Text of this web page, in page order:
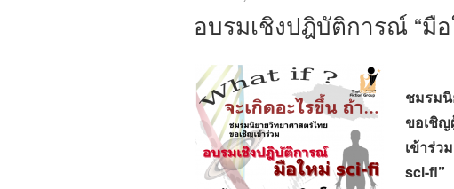
ที่
อบรมเชิงปฎิบัติการณ์ “มือ
ชมรมนิ
ขอเชิญ
เข้าร่ว
sci-fi”